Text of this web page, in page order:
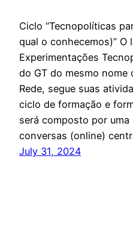
Ciclo “Tecnopolíticas
qual o conhecemos)” O
Experimentações
do GT do mesmo nome
Rede, segue suas
ciclo de formação e
será composto por uma
conversas (online)
July 31, 2024